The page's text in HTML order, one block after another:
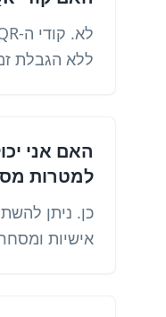
ללא הגבלת
האם אני
למטרות
אישיות